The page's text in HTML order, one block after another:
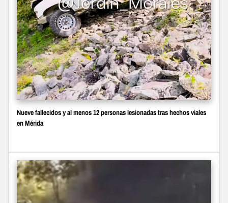
Nueve fallecidos y al menos 12 personas lesionadas tras hechos viales
en Mérida